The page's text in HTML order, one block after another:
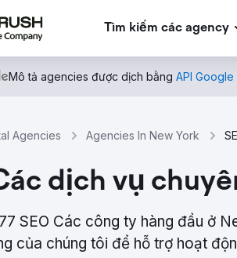
Tìm kiếm các agency
Mô tả agencies được dịch bằng API Google
Agencies Agencies In New York
dịch vụ
SEO Các công ty hàng đầu ở
của chúng tôi để hỗ trợ hoạt